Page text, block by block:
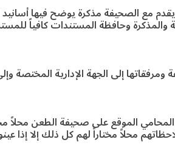
مع الصحيفة مذكرة يوضح فيها
وحافظة المستندات كافياً
ومرفقاتها إلى الجهة الإدارية المختصة
الموقع على صحيفة الطعن محلاً
محلاً مختاراً لهم كل ذلك إلا إذا